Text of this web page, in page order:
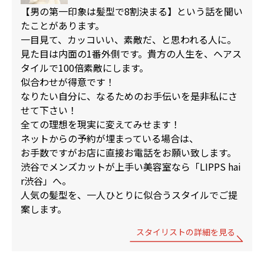
【男の第一印象は髪型で8割決まる】という話を聞い
たことがあります。
一目見て、カッコいい、素敵だ、と思われる人に。
見た目は内面の1番外側です。貴方の人生を、ヘアス
タイルで100倍素敵にします。
似合わせが得意です！
なりたい自分に、なるためのお手伝いを是非私にさ
せて下さい！
全ての理想を現実に変えてみせます！
ネットからの予約が埋まっている場合は、
お手数ですがお店に直接お電話をお願い致します。
渋谷でメンズカットが上手い美容室なら「LIPPS hai
r渋谷」へ。
人気の髪型を、一人ひとりに似合うスタイルでご提
案します。
スタイリストの詳細を見る